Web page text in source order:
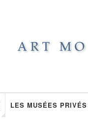
LES MUSÉES PRIVÉS